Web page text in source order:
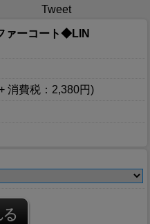
Tweet
ァーコート◆LIN
消費税：2,380円)